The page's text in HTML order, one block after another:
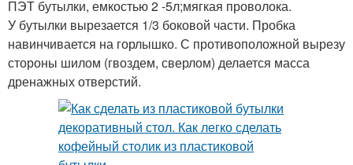
ПЭТ бутылки, емкостью 2 -5л;мягкая проволока.
У бутылки вырезается 1/3 боковой части. Пробка
навинчивается на горлышко. С противоположной вырезу
стороны шилом (гвоздем, сверлом) делается масса
дренажных отверстий.